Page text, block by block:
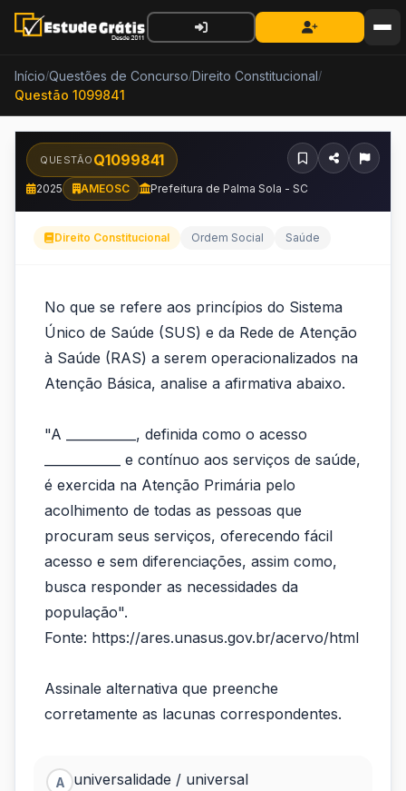
Início/Questões de Concurso/Direito Constitucional/
Questão 1099841
QUESTÃO Q1099841
2025 AMEOSC Prefeitura de Palma Sola - SC
Direito Constitucional Ordem Social Saúde
No
que
se
refere
aos
princípios
do
Sistema
Único
de...
No que se refere aos princípios do Sistema
Único de Saúde (SUS) e da Rede de Atenção
à Saúde (RAS) a serem operacionalizados na
Atenção Básica, analise a afirmativa abaixo.
"A ___________, definida como o acesso
____________ e contínuo aos serviços de saúde,
é exercida na Atenção Primária pelo
acolhimento de todas as pessoas que
procuram seus serviços, oferecendo fácil
acesso e sem diferenciações, assim como,
busca responder as necessidades da
população".
Fonte: https://ares.unasus.gov.br/acervo/html
Assinale alternativa que preenche
corretamente as lacunas correspondentes.
A universalidade / universal